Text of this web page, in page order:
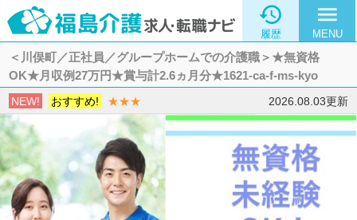

履歴
menu
MENU
＜川俣町／正社員／グループホームでの介護職＞★無資格
OK★月収例27万円★賞与計2.6ヵ月分★1621-ca-f-ms-kyo
NEW! おすすめ! ★★★ 2026.08.03更新